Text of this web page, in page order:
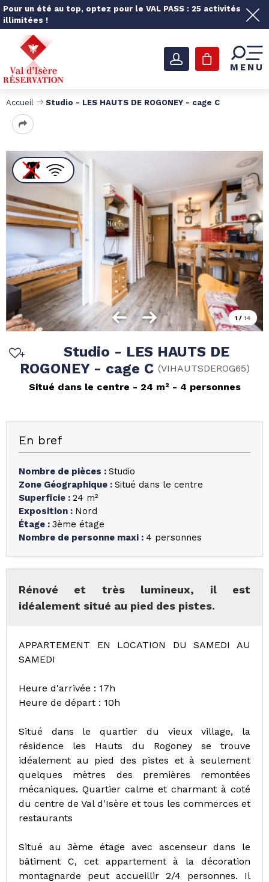
Pour un été au top, optez pour le VAL PASS : 25 activités
illimitées !
MENU
Accueil Studio - LES HAUTS DE ROGONEY - cage C
1 / 14
Studio - LES HAUTS DE
ROGONEY - cage C (VIHAUTSDEROG65)
Situé dans le centre
24 m² 4 personnes
En bref
Nombre de pièces : Studio
Zone Géographique : Situé dans le centre
Superficie : 24 m²
Exposition : Nord
Étage : 3ème étage
Nombre de personne maxi : 4 personnes
Rénové et très lumineux, il est
idéalement situé au pied des pistes.
APPARTEMENT EN LOCATION DU SAMEDI AU
SAMEDI
Heure d'arrivée : 17h
Heure de départ : 10h
Situé dans le quartier du vieux village, la
résidence les Hauts du Rogoney se trouve
idéalement au pied des pistes et à seulement
quelques mètres des premières remontées
mécaniques. Quartier calme et charmant à coté
du centre de Val d'Isère et tous les commerces et
restaurants
Situé au 3ème étage avec ascenseur dans le
bâtiment C, cet appartement à la décoration
montagnarde peut accueillir 2/4 personnes. Il